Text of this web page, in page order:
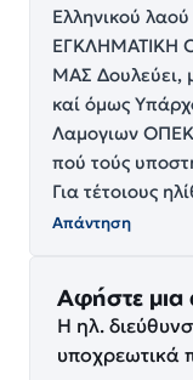
Ελληνικού
ΕΓΚΛΗΜΑΤΙΚΉ
ΜΑΣ Δουλεύει,
καί όμως
Λαμογιων
πού τούς
Για τέτοιους
Απάντηση
Αφήστε μια
Η ηλ.
υποχρεωτικά